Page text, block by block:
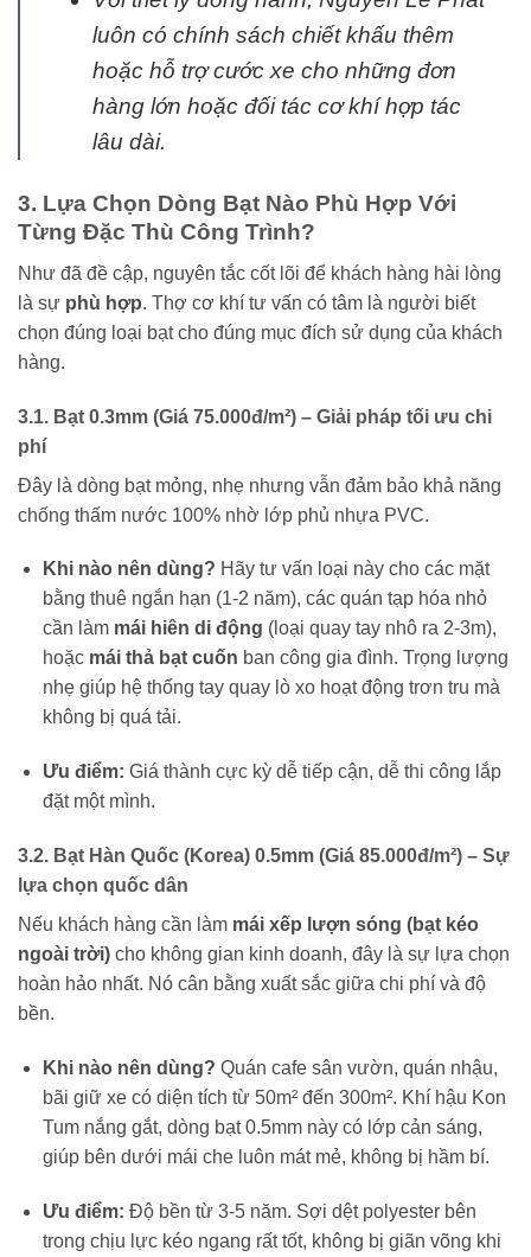
luôn có chính sách chiết khấu thêm
hoặc hỗ trợ cước xe cho những đơn
hàng lớn hoặc đối tác cơ khí hợp tác
lâu dài.
3. Lựa Chọn Dòng Bạt Nào Phù Hợp Với
Từng Đặc Thù Công Trình?
Như đã đề cập, nguyên tắc cốt lõi để khách hàng hài lòng
là sự phù hợp. Thợ cơ khí tư vấn có tâm là người biết
chọn đúng loại bạt cho đúng mục đích sử dụng của khách
hàng.
3.1. Bạt 0.3mm (Giá 75.000đ/m²) – Giải pháp tối ưu chi
phí
Đây là dòng bạt mỏng, nhẹ nhưng vẫn đảm bảo khả năng
chống thấm nước 100% nhờ lớp phủ nhựa PVC.
Khi nào nên dùng? Hãy tư vấn loại này cho các mặt
bằng thuê ngắn hạn (1-2 năm), các quán tạp hóa nhỏ
cần làm mái hiên di động (loại quay tay nhô ra 2-3m),
hoặc mái thả bạt cuốn ban công gia đình. Trọng lượng
nhẹ giúp hệ thống tay quay lò xo hoạt động trơn tru mà
không bị quá tải.
Ưu điểm: Giá thành cực kỳ dễ tiếp cận, dễ thi công lắp
đặt một mình.
3.2. Bạt Hàn Quốc (Korea) 0.5mm (Giá 85.000đ/m²) – Sự
lựa chọn quốc dân
Nếu khách hàng cần làm mái xếp lượn sóng (bạt kéo
ngoài trời) cho không gian kinh doanh, đây là sự lựa chọn
hoàn hảo nhất. Nó cân bằng xuất sắc giữa chi phí và độ
bền.
Khi nào nên dùng? Quán cafe sân vườn, quán nhậu,
bãi giữ xe có diện tích từ 50m² đến 300m². Khí hậu Kon
Tum nắng gắt, dòng bạt 0.5mm này có lớp cản sáng,
giúp bên dưới mái che luôn mát mẻ, không bị hầm bí.
Ưu điểm: Độ bền từ 3-5 năm. Sợi dệt polyester bên
trong chịu lực kéo ngang rất tốt, không bị giãn võng khi